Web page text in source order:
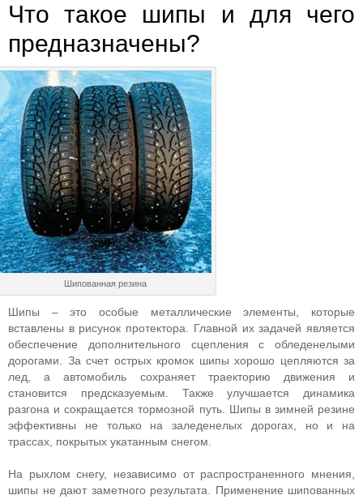
Что такое шипы и для чего
предназначены?
Шипованная резина
Шипы – это особые металлические элементы, которые
вставлены в рисунок протектора. Главной их задачей является
обеспечение дополнительного сцепления с обледенелыми
дорогами. За счет острых кромок шипы хорошо цепляются за
лед, а автомобиль сохраняет траекторию движения и
становится предсказуемым. Также улучшается динамика
разгона и сокращается тормозной путь. Шипы в зимней резине
эффективны не только на заледенелых дорогах, но и на
трассах, покрытых укатанным снегом.
На рыхлом снегу, независимо от распространенного мнения,
шипы не дают заметного результата. Применение шипованных